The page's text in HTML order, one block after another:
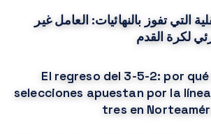
التي تفوز بالنهائيات: العامل غير
لكرة القدم
El regreso del 3-5-2: por
selecciones apuestan por la
tres en